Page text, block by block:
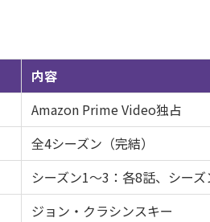
内容
Amazon Prime Video独占
全4シーズン（完結）
シーズン1〜3：各8話、シー
ジョン・クラシンスキー